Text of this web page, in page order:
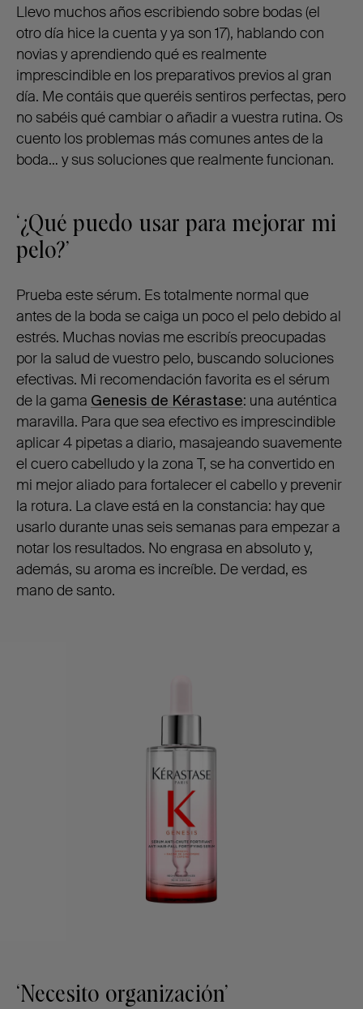
Llevo muchos años escribiendo sobre bodas (el
otro día hice la cuenta y ya son 17), hablando con
novias y aprendiendo qué es realmente
imprescindible en los preparativos previos al gran
día. Me contáis que queréis sentiros perfectas, pero
no sabéis qué cambiar o añadir a vuestra rutina. Os
cuento los problemas más comunes antes de la
boda… y sus soluciones que realmente funcionan.
‘¿Qué puedo usar para mejorar mi
pelo?’
Prueba este sérum. Es totalmente normal que
antes de la boda se caiga un poco el pelo debido al
estrés. Muchas novias me escribís preocupadas
por la salud de vuestro pelo, buscando soluciones
efectivas. Mi recomendación favorita es el sérum
de la gama Genesis de Kérastase: una auténtica
maravilla. Para que sea efectivo es imprescindible
aplicar 4 pipetas a diario, masajeando suavemente
el cuero cabelludo y la zona T, se ha convertido en
mi mejor aliado para fortalecer el cabello y prevenir
la rotura. La clave está en la constancia: hay que
usarlo durante unas seis semanas para empezar a
notar los resultados. No engrasa en absoluto y,
además, su aroma es increíble. De verdad, es
mano de santo.
‘Necesito organización’